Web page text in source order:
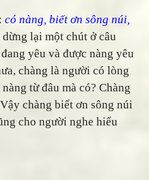
có nàng, biết ơn sông núi,
lại một chút ở câu
yêu và được nàng yêu
chàng là người có lòng
từ đâu mà có? Chàng
chàng biết ơn sông núi
cho người nghe hiểu